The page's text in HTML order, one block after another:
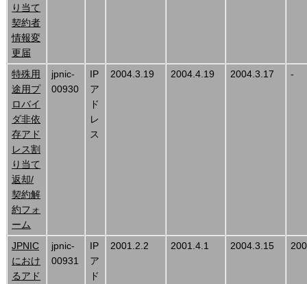
り当て
契約者
情報変
更届
特殊用
途用プ
ロバイ
ダ非依
存アド
レス割
り当て
返却/
契約解
約フォ
ーム
jpnic-
00930
IP
ア
ド
レ
ス
2004.3.19 2004.4.19 2004.3.17 -
JPNIC
におけ
るアド
jpnic-
00931
IP
ア
ド
2001.2.2 2001.4.1 2004.3.15